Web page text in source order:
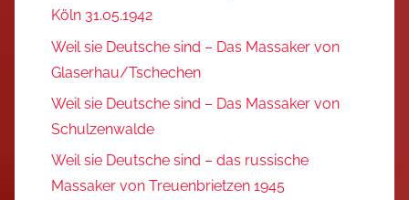
Köln 31.05.1942
Weil sie Deutsche sind – Das Massaker von
Glaserhau/Tschechen
Weil sie Deutsche sind – Das Massaker von
Schulzenwalde
Weil sie Deutsche sind – das russische
Massaker von Treuenbrietzen 1945